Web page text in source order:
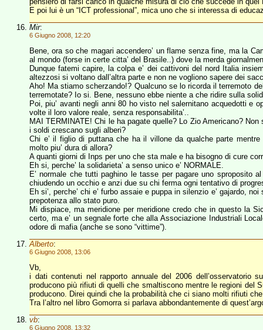
E poi lui è un “ICT professional”, mica uno che si interessa di
Mir:
6 Giugno 2008, 12:20
Bene, ora so che magari accendero’ un flame senza fine, ma la
al mondo (forse in certe citta’ del Brasile..) dove la merda
Dunque fatemi capire, la colpa e’ dei cattivoni del nord Italia
altezzosi si voltano dall’altra parte e non ne vogliono sapere dei
Aho! Ma stiamo scherzando!? Qualcuno se lo ricorda il terremoto
terremotate? Io si. Bene, nessuno ebbe niente a che ridire sulla
Poi, piu’ avanti negli anni 80 ho visto nel salernitano acquedotti e
volte il loro valore reale, senza responsabilita’..
MAI TERMINATE! Chi le ha pagate quelle? Lo Zio Americano?
i soldi crescano sugli alberi?
Chi e’ il figlio di puttana che ha il villone da qualche parte
molto piu’ dura di allora?
A quanti giorni di Inps per uno che sta male e ha bisogno di cure
Eh si, perche’ la solidarieta’ a senso unico e’ NORMALE.
E’ normale che tutti paghino le tasse per pagare uno sproposito
chiudendo un occhio e anzi due su chi ferma ogni tentativo di
Eh si’, perche’ chi e’ furbo assaie e puppa in silenzio e’ gajardo,
prepotenza allo stato puro.
Mi dispiace, ma meridione per meridione credo che in questo la
certo, ma e’ un segnale forte che alla Associazione Industriali
odore di mafia (anche se sono “vittime”).
Alberto:
6 Giugno 2008, 13:06
Vb,
i dati contenuti nel rapporto annuale del 2006 dell’osservatorio
producono più rifiuti di quelli che smaltiscono mentre le regioni del
producono. Direi quindi che la probabilità che ci siano molti rifiuti
Tra l’altro nel libro Gomorra si parlava abbondantemente di
vb:
6 Giugno 2008, 13:32